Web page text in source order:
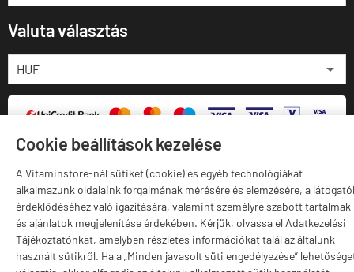
Cookie beállítások kezelése
A Vitaminstore-nál sütiket (cookie) és egyéb technológiákat
alkalmazunk oldalaink forgalmának mérésére és elemzésére, a
érdeklődéséhez való igazítására, valamint személyre szabott tartalmak
és ajánlatok megjelenítése érdekében. Kérjük, olvassa el Adatkezelési
Tájékoztatónkat, amelyben részletes információkat talál az általunk
használt sütikről. Ha a „Minden javasolt süti engedélyezése”
Valuta választás
vitaminstore.hu -Vitaminstore / Gymstore Hungary-ÁSZF-Adatkezelési
tájékoztató